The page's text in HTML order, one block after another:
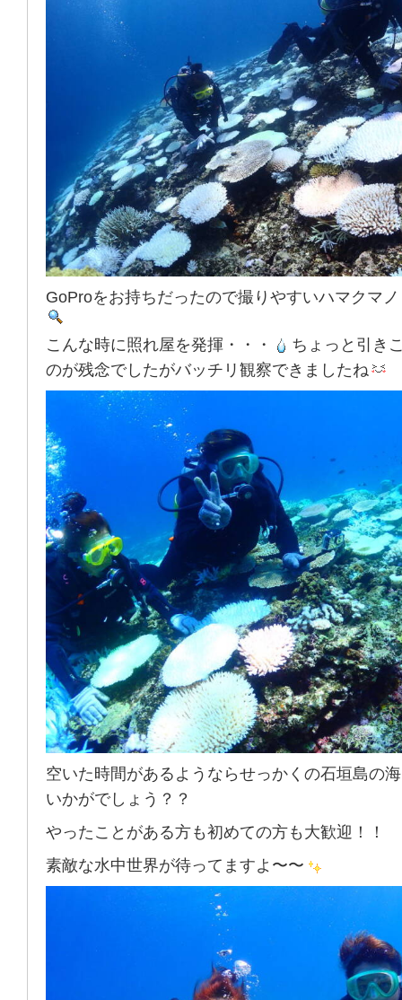
GoProをお持ちだったので撮りやすいハマクマ
こんな時に照れ屋を発揮・・・
ちょっと引き
のが残念でしたがバッチリ観察できましたね
空いた時間があるようならせっかくの石垣島の
いかがでしょう？？
やったことがある方も初めての方も大歓迎！！
素敵な水中世界が待ってますよ〜〜